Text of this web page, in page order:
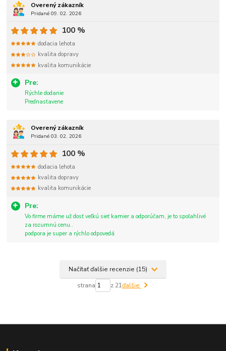
Overený zákazník
Pridané 09. 02. 2026
Pre:
Rýchle dodanie
Prednastavene
100 %
dodacia lehota
kvalita dopravy
kvalita komunikácie
Overený zákazník
Pridané 03. 02. 2026
Pre:
Vo firme máme už dosť veľkú sieť kamier a odporúčam, je to spoľahlivé
za rozumnú cenu..
podpora je super a rýchlo odpovedá
100 %
dodacia lehota
kvalita dopravy
kvalita komunikácie
Načítať ďalšie recenzie (15)
strana z 21ďalšie